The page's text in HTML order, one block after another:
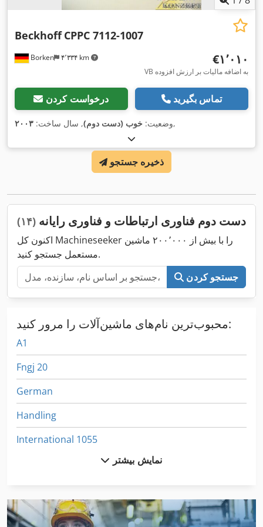
Borken ۴٬۳۳۴ km
Beckhoff CPPC 7112-1007
‎€۱٬۰۱۰
VB به اضافه مالیات بر ارزش افزوده
درخواست کردن تماس بگیرید
وضعیت: خوب (دست دوم), سال ساخت: ۲۰۰۳ ,
ذخیره جستجو
دست دوم فناوری ارتباطات و فناوری رایانه (۱۴)
اکنون کل Machineseeker را با بیش از ۲۰۰٬۰۰۰ ماشین
مستعمل جستجو کنید.
جستجو کردن
محبوب‌ترین نام‌های ماشین‌آلات را مرور کنید:
A1
Fngj 20
German
Handling
International 1055
International 1486
نمایش بیشتر